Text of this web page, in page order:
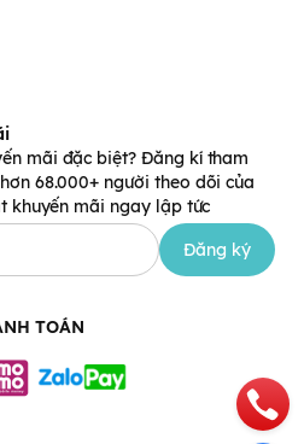
mãi đặc biệt? Đăng kí tham
68.000+ người theo dõi của
khuyến mãi ngay lập tức
Đăng ký
TOÁN